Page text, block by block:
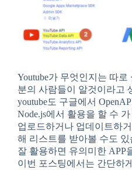
Youtube가 무엇인지는 따
분의 사람들이 알것이라고
youtube도 구글에서
Node.js에서 활용을 할 수
업로드하거나 업데이트하
해 리스트를 받아볼 수도
잘 활용하면 유의미한 APP
이번 포스팅에서는 간단하